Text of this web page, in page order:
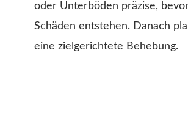
oder Unterböden präzise,
Schäden entstehen. Danach
eine zielgerichtete Behebung.